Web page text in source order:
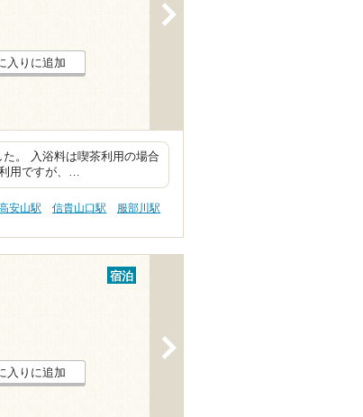
入りに追加
。 入浴料は喫茶利用の場合
用ですが、…
安山駅 信貴山口駅
服部川駅
宿泊
入りに追加